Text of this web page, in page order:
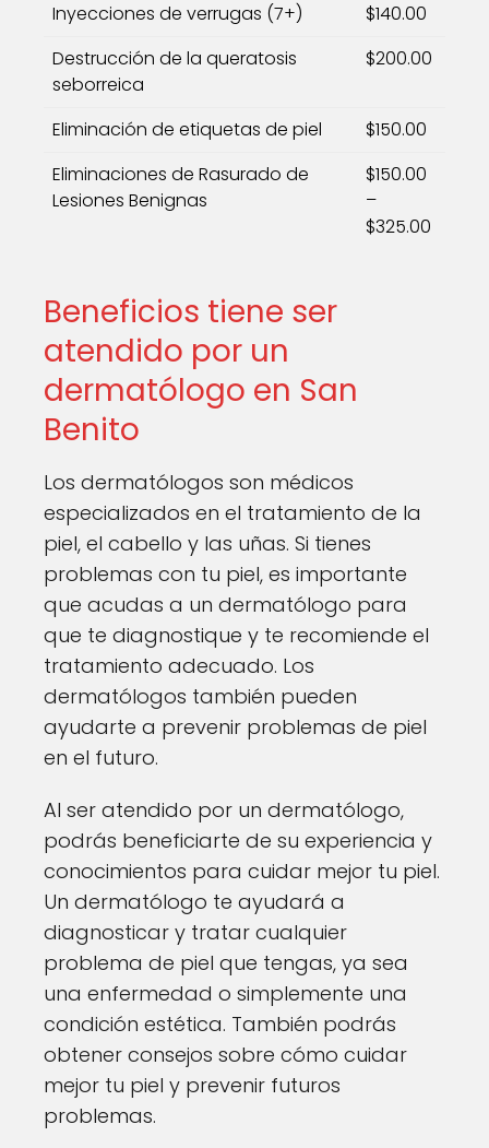
Inyecciones de verrugas (7+)
$140.00
Destrucción de la queratosis
seborreica
$200.00
Eliminación de etiquetas de piel
$150.00
Eliminaciones de Rasurado de
Lesiones Benignas
$150.00
–
$325.00
Beneficios tiene ser
atendido por un
dermatólogo en San
Benito
Los dermatólogos son médicos
especializados en el tratamiento de la
piel, el cabello y las uñas. Si tienes
problemas con tu piel, es importante
que acudas a un dermatólogo para
que te diagnostique y te recomiende el
tratamiento adecuado. Los
dermatólogos también pueden
ayudarte a prevenir problemas de piel
en el futuro.
Al ser atendido por un dermatólogo,
podrás beneficiarte de su experiencia y
conocimientos para cuidar mejor tu piel.
Un dermatólogo te ayudará a
diagnosticar y tratar cualquier
problema de piel que tengas, ya sea
una enfermedad o simplemente una
condición estética. También podrás
obtener consejos sobre cómo cuidar
mejor tu piel y prevenir futuros
problemas.